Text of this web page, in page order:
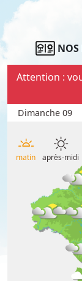
NOS
Attention :
Dimanche 09
matin après-midi